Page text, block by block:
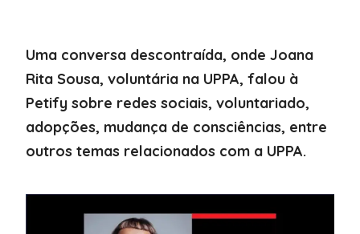
Uma conversa descontraída, onde Joana
Rita Sousa, voluntária na UPPA, falou à
Petify sobre redes sociais, voluntariado,
adopções, mudança de consciências, entre
outros temas relacionados com a UPPA.